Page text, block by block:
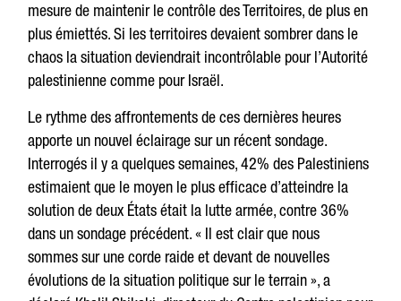
mesure de maintenir le contrôle des Territoires, de plus en
plus émiettés. Si les territoires devaient sombrer dans le
chaos la situation deviendrait incontrôlable pour l’Autorité
palestinienne comme pour Israël.
Le rythme des affrontements de ces dernières heures
apporte un nouvel éclairage sur un récent sondage.
Interrogés il y a quelques semaines, 42% des Palestiniens
estimaient que le moyen le plus efficace d’atteindre la
solution de deux États était la lutte armée, contre 36%
dans un sondage précédent. « Il est clair que nous
sommes sur une corde raide et devant de nouvelles
évolutions de la situation politique sur le terrain », a